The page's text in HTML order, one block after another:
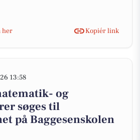
her
Kopiér link
13:58
og
søges til
på Baggesenskolen